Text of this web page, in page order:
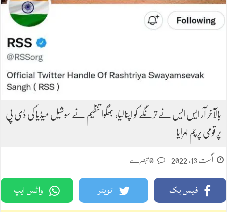
بالآخر آر ایس ایس نے ترنگے کو اپنالیا، بھگوا تنظیم نے سوشیل میڈیا کی ڈی پی
پر قومی پرچم لہرایا
اگست 13, 2022
فیس بک ٹویٹر واٹس ایپ